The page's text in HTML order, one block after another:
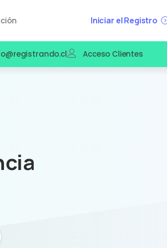
Iniciar el Registro
Acceso Clientes